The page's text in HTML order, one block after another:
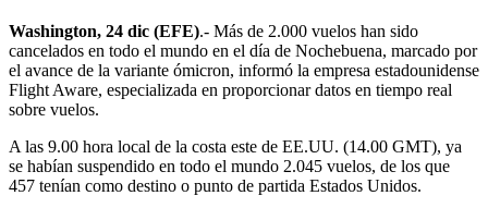
Washington, 24 dic (EFE).- Más de 2.000 vuelos han sido
cancelados en todo el mundo en el día de Nochebuena, marcado por
el avance de la variante ómicron, informó la empresa estadounidense
Flight Aware, especializada en proporcionar datos en tiempo real
sobre vuelos.
A las 9.00 hora local de la costa este de EE.UU. (14.00 GMT), ya
se habían suspendido en todo el mundo 2.045 vuelos, de los que
457 tenían como destino o punto de partida Estados Unidos.